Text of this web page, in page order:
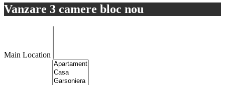
Vanzare 3 camere bloc nou
Main Location